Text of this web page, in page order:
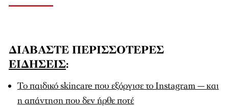
ΔΙΑΒΑΣΤΕ ΠΕΡΙΣΣΟΤΕΡΕΣ
ΕΙΔΗΣΕΙΣ:
Το παιδικό skincare που εξόργισε το Instagram — και
η απάντηση που δεν ήρθε ποτέ